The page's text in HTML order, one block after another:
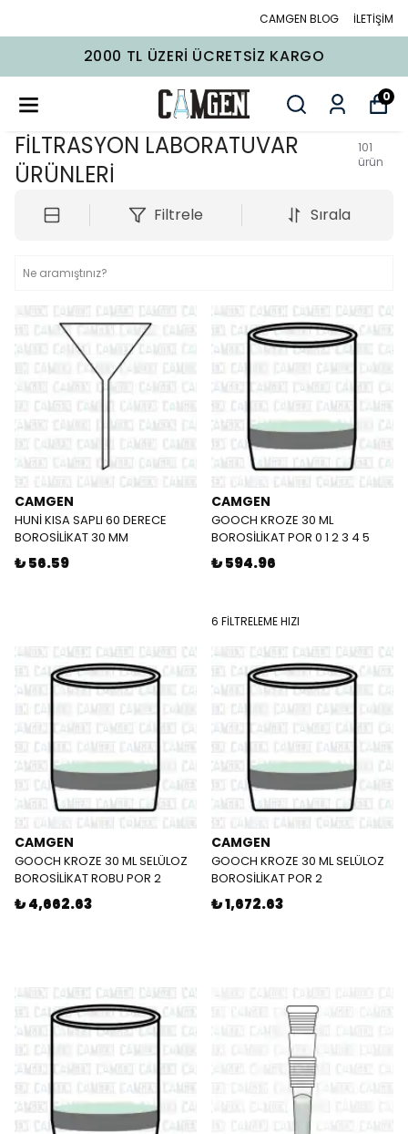
CAMGEN BLOG İLETİŞİM
2000 TL ÜZERI ÜCRETSIZ KARGO
0
FİLTRASYON LABORATUVAR
ÜRÜNLERİ
101
ürün
Filtrele Sırala
CAMGEN
HUNİ KISA SAPLI 60 DERECE
BOROSİLİKAT 30 MM
₺ 56.59
CAMGEN
GOOCH KROZE 30 ML
BOROSİLİKAT POR 0 1 2 3 4 5
₺ 594.96
6 FİLTRELEME HIZI
CAMGEN
GOOCH KROZE 30 ML SELÜLOZ
BOROSİLİKAT ROBU POR 2
₺ 4,662.63
CAMGEN
GOOCH KROZE 30 ML SELÜLOZ
BOROSİLİKAT POR 2
₺ 1,672.63